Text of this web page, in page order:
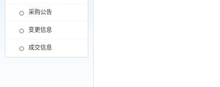
采购公告
变更信息
成交信息